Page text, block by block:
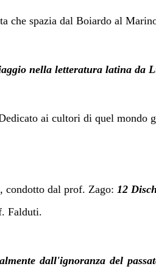
che spazia dal Boiardo al
nella letteratura latina da
ai cultori di quel mondo
condotto dal prof. Zago: 12
Falduti.
dall'ignoranza del